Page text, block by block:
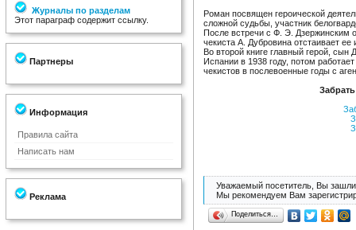
Журналы по разделам
Этот параграф содержит ссылку.
Партнеры
Информация
Правила сайта
Написать нам
Реклама
Роман посвящен героической
сложной судьбы, участник
После встречи с Ф. Э. Дзержинским
чекиста А. Дубровина отстаивает
Во второй книге главный герой,
Испании в 1938 году, потом
чекистов в послевоенные годы с
Уважаемый посетитель, Вы зашли
Мы рекомендуем Вам
Поделиться…